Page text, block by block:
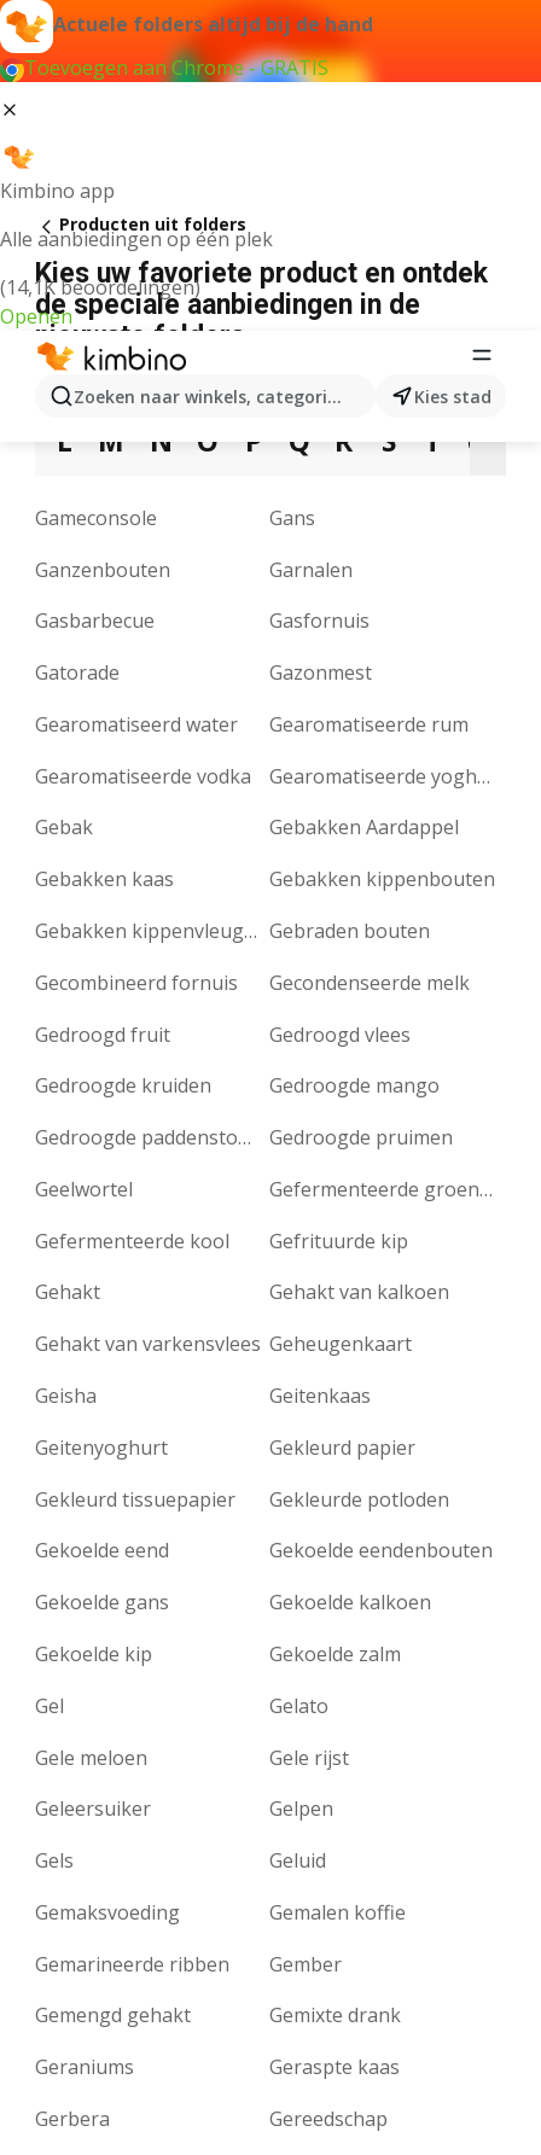
Actuele folders altijd bij de hand
Toevoegen aan Chrome - GRATIS
Kimbino app
Alle aanbiedingen op één plek
(14,1K beoordelingen)
Openen
Zoeken naar winkels, categorieën, producten...
Kies stad
Producten uit folders
Kies uw favoriete product en ontdek
de speciale aanbiedingen in de
nieuwste folders
3 5 7 9 A B D E F
L
M N O P Q R S T U
Gameconsole
Gans
Ganzenbouten
Garnalen
Gasbarbecue
Gasfornuis
Gatorade
Gazonmest
Gearomatiseerd water
Gearomatiseerde rum
Gearomatiseerde vodka
Gearomatiseerde yoghurt
Gebak
Gebakken Aardappel
Gebakken kaas
Gebakken kippenbouten
Gebakken kippenvleugels Gebraden bouten
Gecombineerd fornuis
Gecondenseerde melk
Gedroogd fruit
Gedroogd vlees
Gedroogde kruiden
Gedroogde mango
Gedroogde paddenstoelen
Gedroogde pruimen
Geelwortel
Gefermenteerde groenten
Gefermenteerde kool
Gefrituurde kip
Gehakt
Gehakt van kalkoen
Gehakt van varkensvlees Geheugenkaart
Geisha
Geitenkaas
Geitenyoghurt
Gekleurd papier
Gekleurd tissuepapier
Gekleurde potloden
Gekoelde eend
Gekoelde eendenbouten
Gekoelde gans
Gekoelde kalkoen
Gekoelde kip
Gekoelde zalm
Gel
Gelato
Gele meloen
Gele rijst
Geleersuiker
Gelpen
Gels
Geluid
Gemaksvoeding
Gemalen koffie
Gemarineerde ribben
Gember
Gemengd gehakt
Gemixte drank
Geraniums
Geraspte kaas
Gerbera
Gereedschap